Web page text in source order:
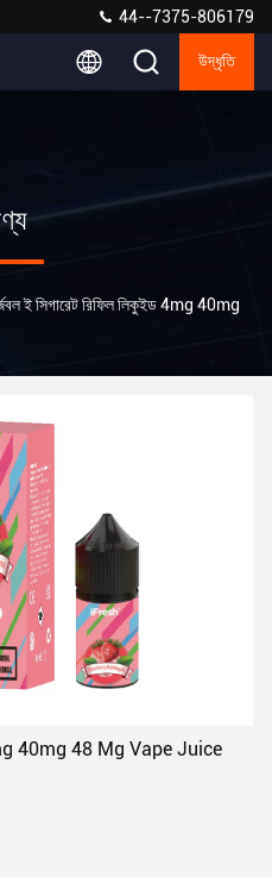
44--7375-806179
উদ্ধৃতি
ই সিগারেট রিফিল লিকুইড 4mg 40mg
4mg 40mg 48 Mg Vape Juice